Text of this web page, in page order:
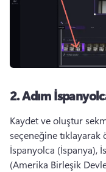
2. Adım
Kaydet ve oluştur
seçeneğine tıklayarak
İspanyolca (İspanya),
(Amerika Birleşik